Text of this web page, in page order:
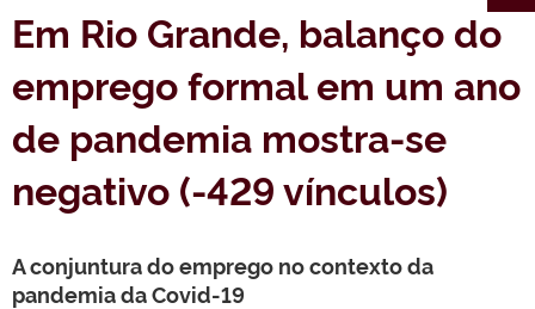
Em Rio Grande, balanço do
emprego formal em um ano
de pandemia mostra-se
negativo (-429 vínculos)
A conjuntura do emprego no contexto da
pandemia da Covid-19